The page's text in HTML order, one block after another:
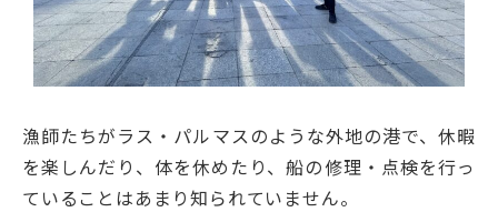
漁師たちがラス・パルマスのような外地の港で、休暇
を楽しんだり、体を休めたり、船の修理・点検を行っ
ていることはあまり知られていません。